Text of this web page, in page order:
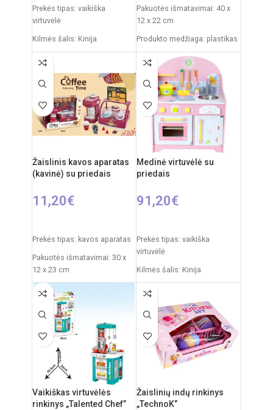
Prekės tipas: vaikiška
virtuvėlė
Kilmės šalis: Kinija
55 x 63 cm
Virtuvėlės išmatavimai: 35 x
63 x 84 cm
Produkto medžiaga: plastikas
Rekomenduojamas amžius:
Elementai: 3 x AA
(nepridedamos)
Pakuotės išmatavimai: 40 x
12 x 22 cm
Produkto medžiaga: plastikas
Rekomenduojamas amžius:
nuo 3 metų
Elementai: 2 x AA
Žaislinis kavos aparatas
(kavinė) su priedais
11,20€
Prekės tipas: kavos aparatas
Pakuotės išmatavimai: 30 x
12 x 23 cm
Rekomenduojamas amžius:
nuo 3 metų
Medinė virtuvėlė su
priedais
91,20€
Prekės tipas: vaikiška
virtuvėlė
Kilmės šalis: Kinija
20,5 x 33 cm
Virtuvėlės išmatavimai: 63 x
48 x 30 cm
Svoris: 8 kg
Produkto medžiaga: mediena
nuo 3 metų
Vaikiškas virtuvėlės
rinkinys „Talented Chef”
Žaislinių indų rinkinys
„TechnoK”